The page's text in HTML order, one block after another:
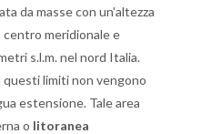
da masse con un'altezza
meridionale e
s.l.m. nel nord Italia.
questi limiti non vengono
estensione. Tale area
o litoranea